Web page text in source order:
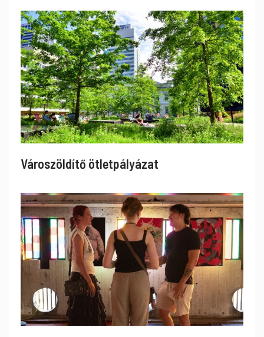
Városzöldítő ötletpályázat